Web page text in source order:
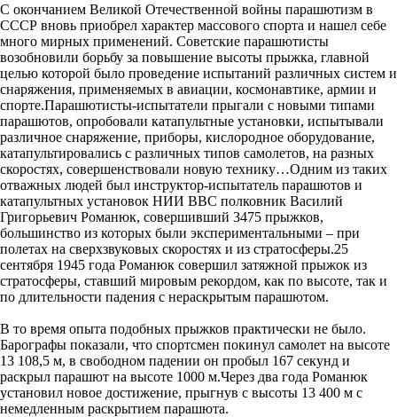
С окончанием Великой Отечественной войны парашютизм в
СССР вновь приобрел характер массового спорта и нашел себе
много мирных применений. Советские парашютисты
возобновили борьбу за повышение высоты прыжка, главной
целью которой было проведение испытаний различных систем и
снаряжения, применяемых в авиации, космонавтике, армии и
спорте.Парашютисты-испытатели прыгали с новыми типами
парашютов, опробовали катапультные установки, испытывали
различное снаряжение, приборы, кислородное оборудование,
катапультировались с различных типов самолетов, на разных
скоростях, совершенствовали новую технику…Одним из таких
отважных людей был инструктор-испытатель парашютов и
катапультных установок НИИ ВВС полковник Василий
Григорьевич Романюк, совершивший 3475 прыжков,
большинство из которых были экспериментальными – при
полетах на сверхзвуковых скоростях и из стратосферы.25
сентября 1945 года Романюк совершил затяжной прыжок из
стратосферы, ставший мировым рекордом, как по высоте, так и
по длительности падения с нераскрытым парашютом.
В то время опыта подобных прыжков практически не было.
Барографы показали, что спортсмен покинул самолет на высоте
13 108,5 м, в свободном падении он пробыл 167 секунд и
раскрыл парашют на высоте 1000 м.Через два года Романюк
установил новое достижение, прыгнув с высоты 13 400 м с
немедленным раскрытием парашюта.